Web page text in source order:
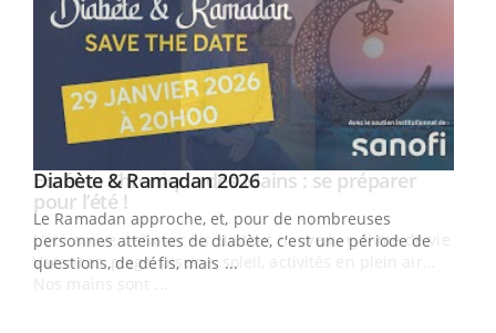
Youtube
Diabète & Ramadan 2026Youtube
Le Ramadan approche, et, pour de nombreuses
personnes atteintes de diabète, c'est une période de
questions, de défis, mais ...